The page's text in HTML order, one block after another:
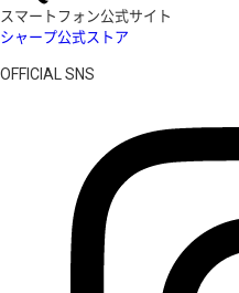
スマートフォン公式サイト
シャープ公式ストア
OFFICIAL SNS